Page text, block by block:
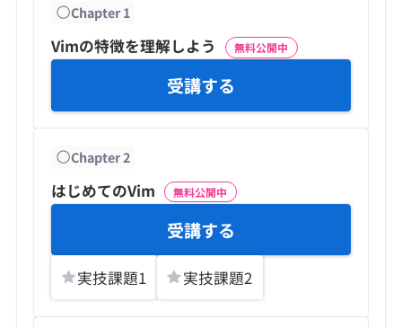
Chapter1
Vimの特徴を理解しよう 無料公開中
受講する
Chapter2
はじめてのVim 無料公開中
受講する
実技課題1 実技課題2